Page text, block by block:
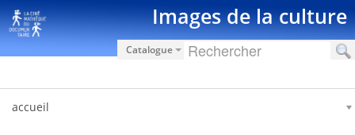
Salta al contigut Images de la culture
Catalogue
accueil